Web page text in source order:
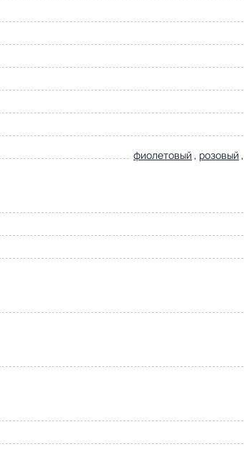
фиолетовый , розовый ,